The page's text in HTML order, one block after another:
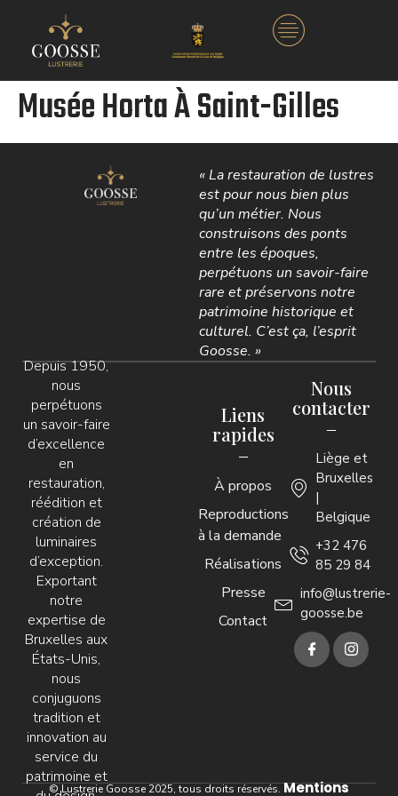
Musée Horta À Saint-Gilles
« La restauration de lustres
est pour nous bien plus
qu’un métier. Nous
construisons des ponts
entre les époques,
perpétuons un savoir-faire
rare et préservons notre
patrimoine historique et
culturel. C’est ça, l’esprit
Goosse. »
Depuis 1950,
nous
perpétuons
un savoir-faire
d’excellence
en
restauration,
réédition et
création de
luminaires
d’exception.
Exportant
notre
expertise de
Bruxelles aux
États-Unis,
nous
conjuguons
tradition et
innovation au
service du
patrimoine et
Liens
rapides
À propos
Reproductions
à la demande
Réalisations
Presse
Contact
Nous
contacter
Liège et
Bruxelles
|
Belgique
+32 476
85 29 84
info@lustrerie-
goosse.be
© Lustrerie Goosse 2025, tous droits réservés. Mentions